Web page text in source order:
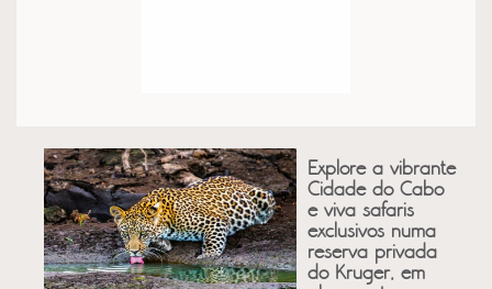
Explore a vibrante
Cidade do Cabo
e viva safaris
exclusivos numa
reserva privada
do Kruger, em